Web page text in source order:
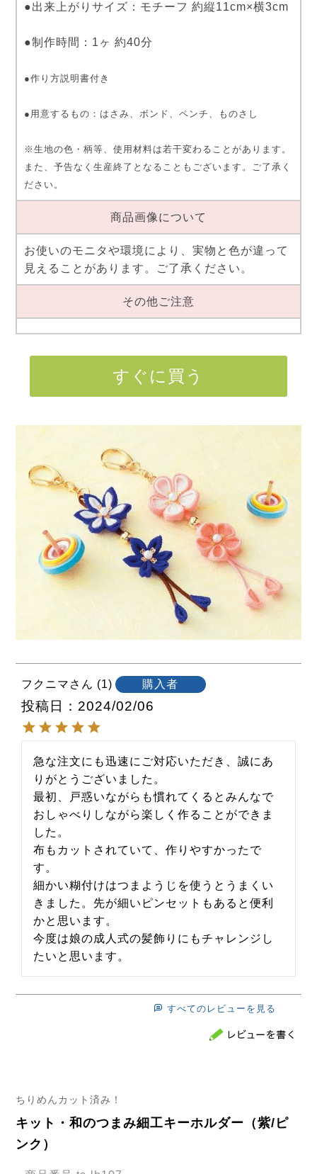
●出来上がりサイズ：モチーフ 約縦11cm×横3cm
●制作時間：1ヶ 約40分
●作り方説明書付き
●用意するもの：はさみ、ボンド、ペンチ、ものさし
※生地の色・柄等、使用材料は若干変わることがあります。
また、予告なく生産終了となることもございます。ご了承く
ださい。
商品画像について
お使いのモニタや環境により、実物と色が違って
見えることがあります。ご了承ください。
その他ご注意
すぐに買う
フクニマ 1 購入者
投稿日 2024/02/06
急な注文にも迅速にご対応いただき、誠にあ
りがとうございました。
最初、戸惑いながらも慣れてくるとみんなで
おしゃべりしながら楽しく作ることができま
した。
布もカットされていて、作りやすかったで
す。
細かい糊付けはつまようじを使うとうまくい
きました。先が細いピンセットもあると便利
かと思います。
今度は娘の成人式の髪飾りにもチャレンジし
たいと思います。
すべてのレビューを見る
ちりめんカット済み！
キット・和のつまみ細工キーホルダー（紫/ピ
ンク）